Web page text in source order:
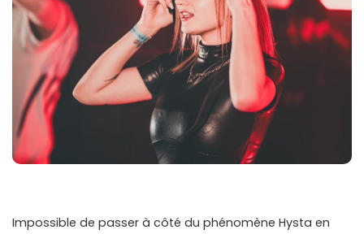
Impossible de passer à côté du phénomène Hysta en